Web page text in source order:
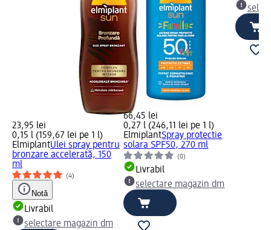
23,95 lei
0,15 l (159,67 lei pe 1 l)
ElmiplantUlei spray pentru
bronzare accelerată, 150
ml
(4)
Notă
Livrabil
selectare magazin dm
66,45 lei
0,27 l (246,11 lei pe 1 l)
ElmiplantSpray protectie
solara SPF50, 270 ml
(0)
Livrabil
selectare magazin dm